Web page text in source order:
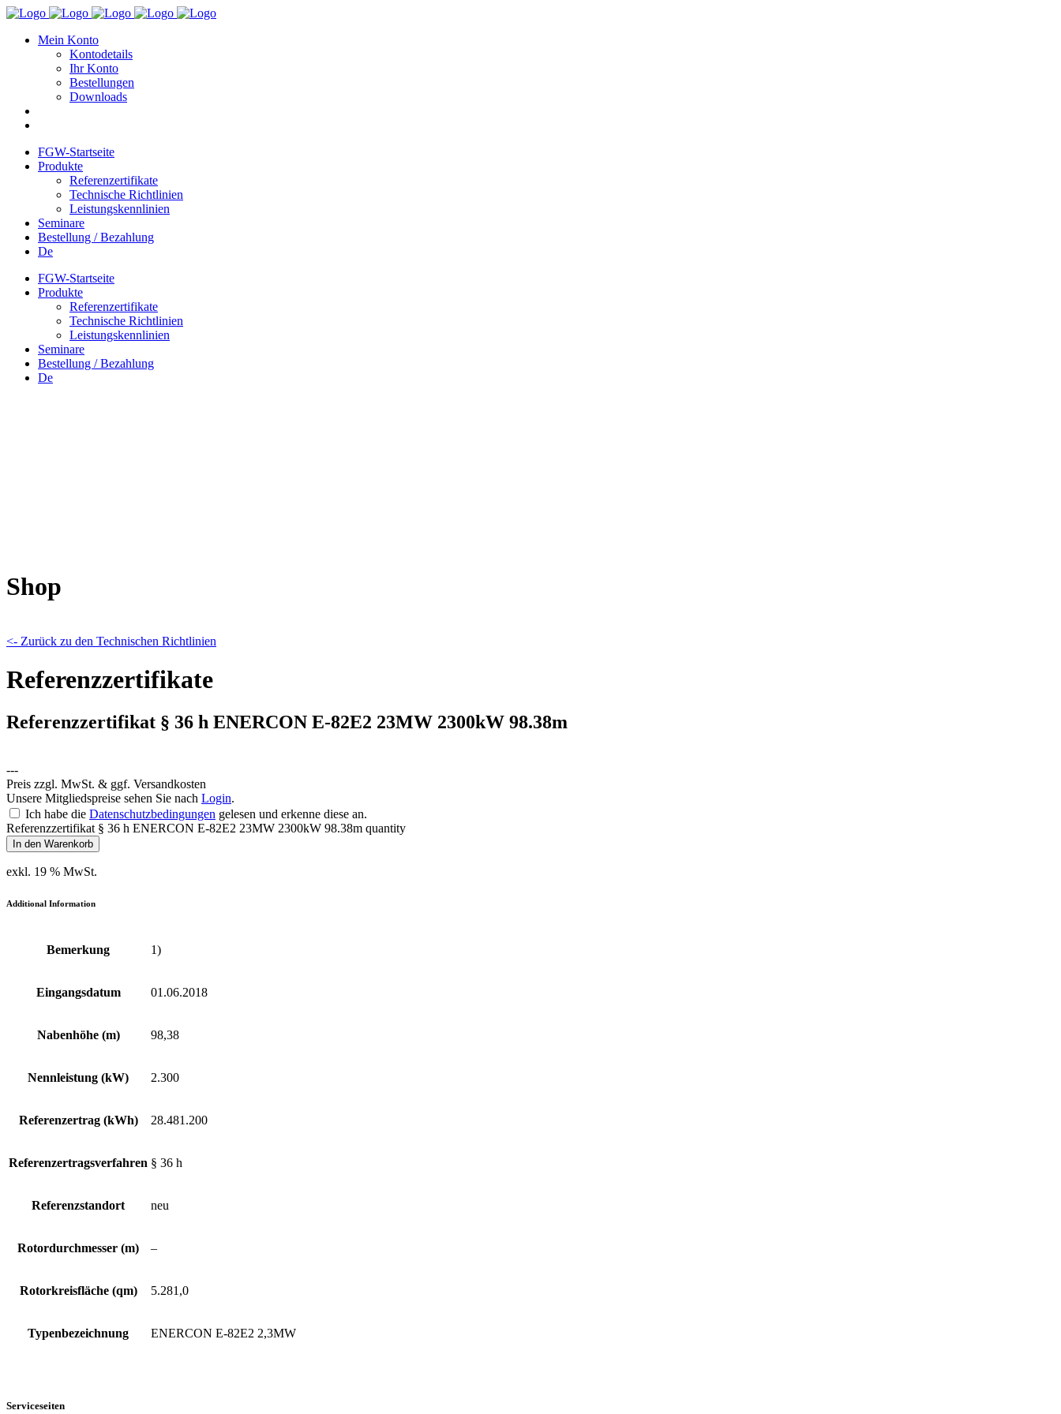
Mein Konto
Kontodetails
Ihr Konto
Bestellungen
Downloads
FGW-Startseite
Produkte
Referenzertifikate
Technische Richtlinien
Leistungskennlinien
Seminare
Bestellung / Bezahlung
De
FGW-Startseite
Produkte
Referenzertifikate
Technische Richtlinien
Leistungskennlinien
Seminare
Bestellung / Bezahlung
De
Shop
<- Zurück zu den Technischen Richtlinien
Referenzzertifikate
Referenzzertifikat § 36 h ENERCON E-82E2 23MW 2300kW 98.38m
---
Preis zzgl. MwSt. & ggf. Versandkosten
Unsere Mitgliedspreise sehen Sie nach Login.
Ich habe die Datenschutzbedingungen gelesen und erkenne diese an.
Referenzzertifikat § 36 h ENERCON E-82E2 23MW 2300kW 98.38m quantity
In den Warenkorb
exkl. 19 % MwSt.
Additional Information
Bemerkung 1)
Eingangsdatum 01.06.2018
Nabenhöhe (m) 98,38
Nennleistung (kW) 2.300
Referenzertrag (kWh) 28.481.200
Referenzertragsverfahren § 36 h
Referenzstandort neu
Rotordurchmesser (m) –
Rotorkreisfläche (qm) 5.281,0
Typenbezeichnung ENERCON E-82E2 2,3MW
Serviceseiten